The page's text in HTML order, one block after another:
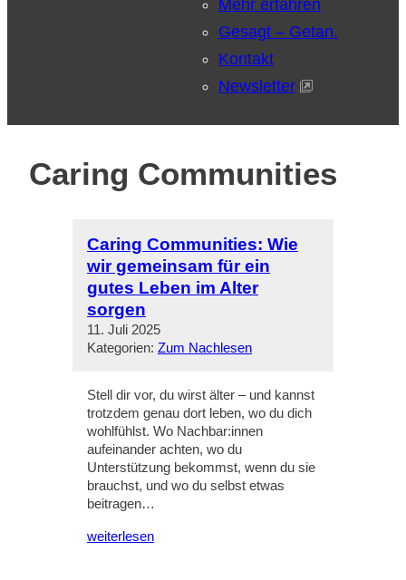
Mehr erfahren
Gesagt – Getan.
Kontakt
Newsletter
Caring Communities
Caring Communities: Wie
wir gemeinsam für ein
gutes Leben im Alter
sorgen
11. Juli 2025
Kategorien: Zum Nachlesen
Stell dir vor, du wirst älter – und kannst
trotzdem genau dort leben, wo du dich
wohlfühlst. Wo Nachbar:innen
aufeinander achten, wo du
Unterstützung bekommst, wenn du sie
brauchst, und wo du selbst etwas
beitragen…
weiterlesen